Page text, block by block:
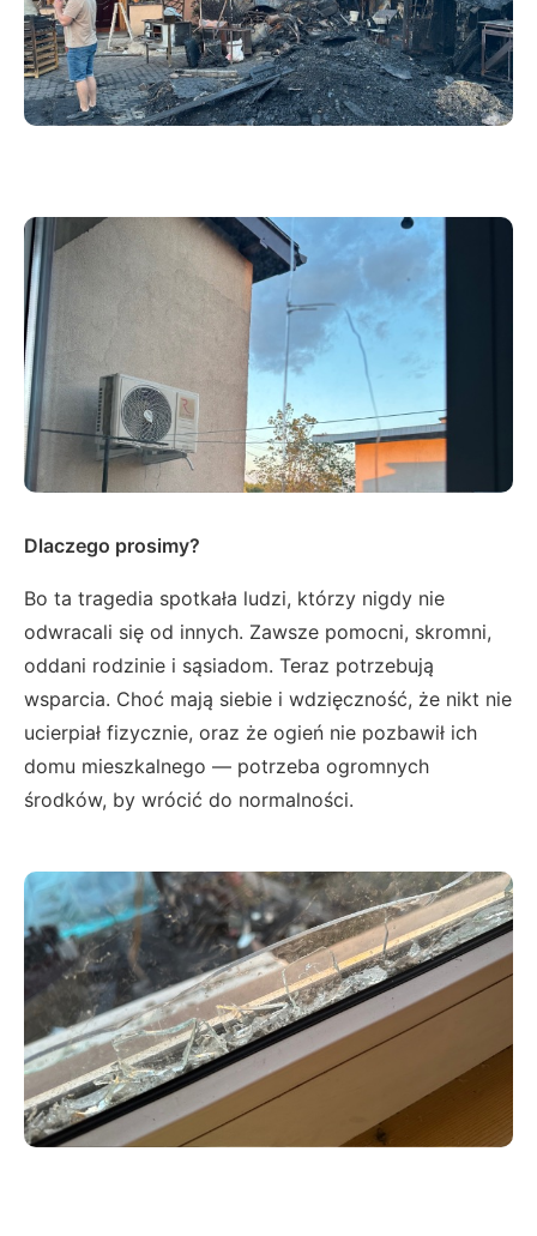
Dlaczego prosimy?
Bo ta tragedia spotkała ludzi, którzy nigdy nie
odwracali się od innych. Zawsze pomocni, skromni,
oddani rodzinie i sąsiadom. Teraz potrzebują
wsparcia. Choć mają siebie i wdzięczność, że nikt nie
ucierpiał fizycznie, oraz że ogień nie pozbawił ich
domu mieszkalnego — potrzeba ogromnych
środków, by wrócić do normalności.